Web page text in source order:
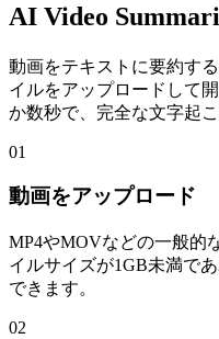
AI Video
動画をテキストに要約す
イルをアップロードして
か数秒で、完全な文字起
01
動画をアップロード
MP4やMOVなどの一般的
イルサイズが1GB未満で
できます。
02